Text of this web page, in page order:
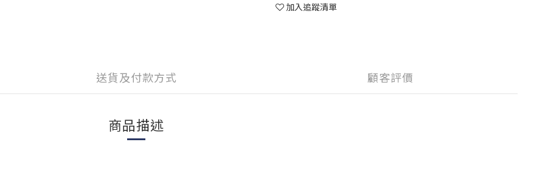
加入追蹤清單
送貨及付款方式 顧客評價
商品描述